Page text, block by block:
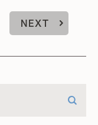
NEXT